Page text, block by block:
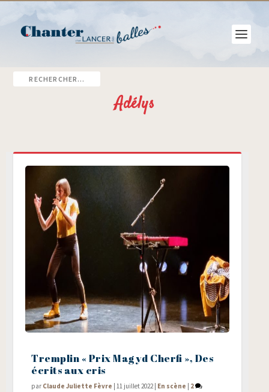
Adélys
Tremplin « Prix Magyd Cherfi », Des
écrits aux cris
par Claude Juliette Fèvre | 11 juillet 2022 | En scène | 2